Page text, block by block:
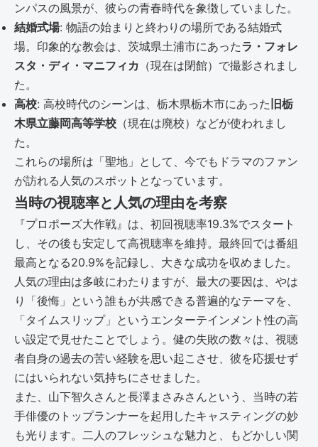
ンパスの風景が、彼らの青春時代を象徴していました。
結婚式場: 物語の始まりと終わりの場所である結婚式
場。印象的な教会は、茨城県土浦市にあったラ・フォレ
スタ・ディ・マニフィカ （現在は閉館）で撮影されまし
た。
高校: 高校時代のシーンは、栃木県栃木市にあった 旧栃
木県立藤岡高等学校 （現在は廃校）などが使われまし
た。
これらの場所は「聖地」として、今でもドラマのファン
が訪れる人気のスポットとなっています。
当時の視聴率と人気の理由を考察
『プロポーズ大作戦』は、初回視聴率19.3%でスタート
し、その後も安定して高視聴率を維持。最終回では番組
最高となる20.9%を記録し、大きな成功を収めました。
人気の理由は多岐にわたりますが、最大の要因は、やは
り「後悔」という誰もが共感できる普遍的なテーマを、
「タイムスリップ」というエンターテインメント性の高
い設定で見せたことでしょう。健の失敗の数々は、視聴
者自身の過去の苦い経験を思い起こさせ、彼を応援せず
にはいられない気持ちにさせました。
また、山下智久さんと長澤まさみさんという、当時の若
手俳優のトップランナーを起用したキャスティングの妙
も光ります。二人のフレッシュな魅力と、もどかしい関